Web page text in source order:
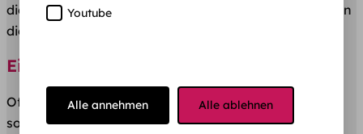
die der Recherche von wissenschaftlichen Dokumenten
dient.
Eigenmotivation ist alles
Oft ist nicht die Studienarbeit selbst das Problem,
sondern Motivationsmangel. Erst findet man kein
Youtube
Alle annehmen Alle ablehnen